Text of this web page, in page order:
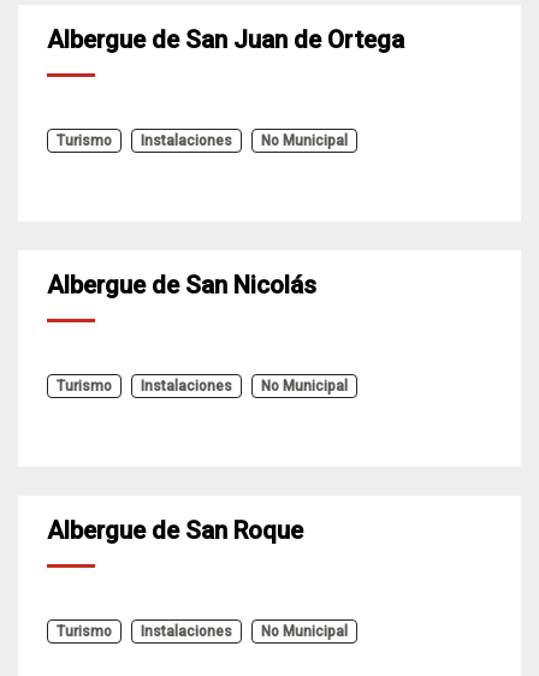
Albergue de San Juan de Ortega
Turismo Instalaciones No Municipal
Albergue de San Nicolás
Turismo Instalaciones No Municipal
Albergue de San Roque
Turismo Instalaciones No Municipal